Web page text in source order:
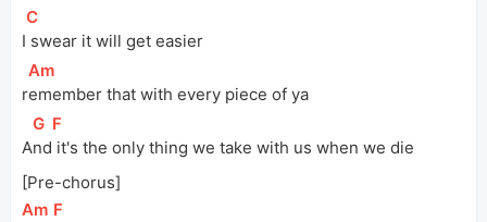
I
[
C
swear it will get easier
r
[
Am
emember that with every piece of ya
A
[
G ]
nd
[F
it's the only thing we take with us when we die
[Pre-chorus]
[
Am ][F